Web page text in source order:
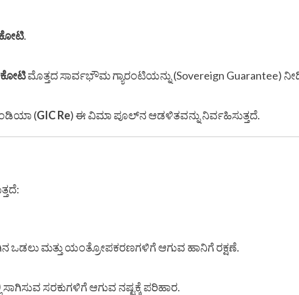
.
ಮೊತ್ತದ ಸಾರ್ವಭೌಮ ಗ್ಯಾರಂಟಿಯನ್ನು (Sovereign Guarantee)
(GIC Re) ಈ ವಿಮಾ ಪೂಲ್‌ನ ಆಡಳಿತವನ್ನು ನಿರ್ವಹಿಸುತ್ತದೆ.
ಒಡಲು ಮತ್ತು ಯಂತ್ರೋಪಕರಣಗಳಿಗೆ ಆಗುವ ಹಾನಿಗೆ ರಕ್ಷಣೆ.
ಸರಕುಗಳಿಗೆ ಆಗುವ ನಷ್ಟಕ್ಕೆ ಪರಿಹಾರ.